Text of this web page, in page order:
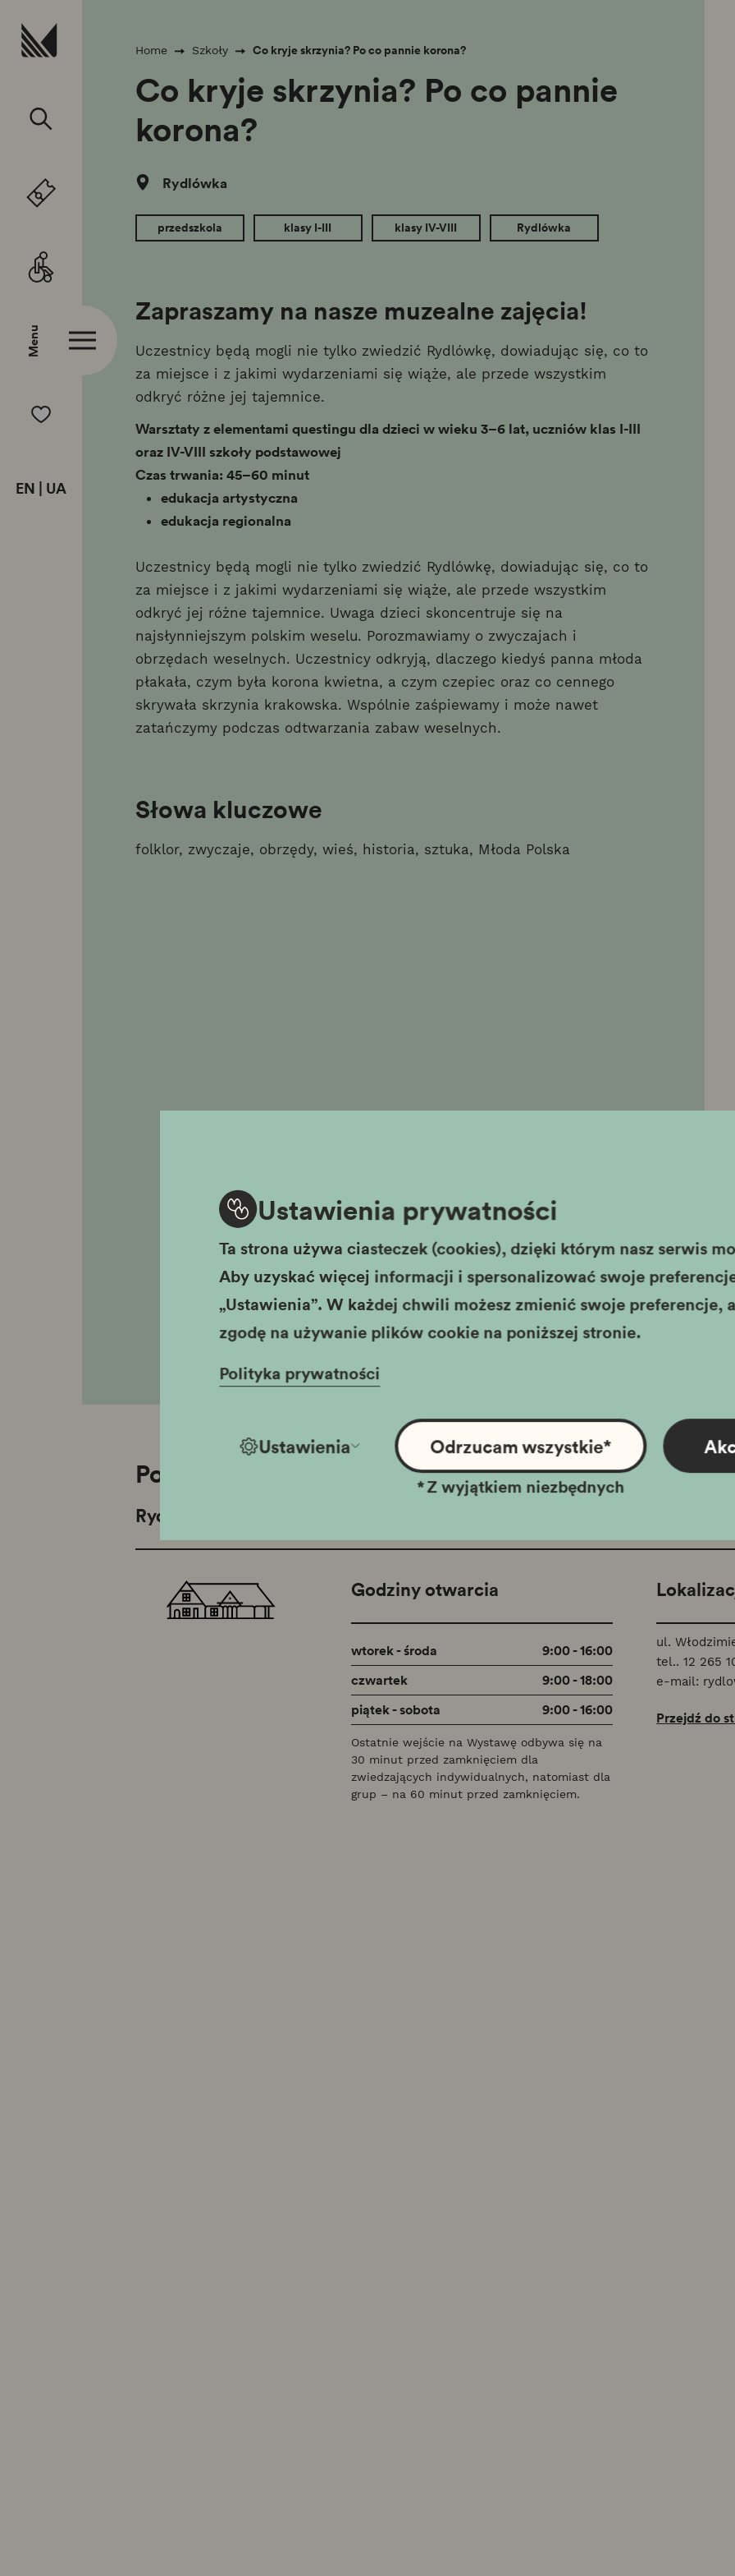
Menu
EN UA
Ustawienia prywatności
Ta strona używa ciasteczek (cookies), dzięki którym nasz serwis
Aby uzyskać więcej informacji i spersonalizować swoje
„Ustawienia”. W każdej chwili możesz zmienić swoje preferencje,
zgodę na używanie plików cookie na poniższej stronie.
Polityka prywatności
Ustawienia Odrzucam wszystkie*
*Z wyjątkiem niezbędnych
Home Szkoły Co kryje skrzynia? Po co pannie korona?
Co kryje skrzynia? Po co pannie
korona?
Rydlówka
przedszkola klasy I-III klasy IV-VIII Rydlówka
Zapraszamy na nasze muzealne zajęcia!
Uczestnicy będą mogli nie tylko zwiedzić Rydlówkę, dowiadując się, co to
za miejsce i z jakimi wydarzeniami się wiąże, ale przede wszystkim
odkryć różne jej tajemnice.
Warsztaty z elementami questingu dla dzieci w wieku 3–6 lat, uczniów klas I-III
oraz IV-VIII szkoły podstawowej
Czas trwania: 45–60 minut
edukacja artystyczna
edukacja regionalna
Uczestnicy będą mogli nie tylko zwiedzić Rydlówkę, dowiadując się, co to
za miejsce i z jakimi wydarzeniami się wiąże, ale przede wszystkim
odkryć jej różne tajemnice. Uwaga dzieci skoncentruje się na
najsłynniejszym polskim weselu. Porozmawiamy o zwyczajach i
obrzędach weselnych. Uczestnicy odkryją, dlaczego kiedyś panna młoda
płakała, czym była korona kwietna, a czym czepiec oraz co cennego
skrywała skrzynia krakowska. Wspólnie zaśpiewamy i może nawet
zatańczymy podczas odtwarzania zabaw weselnych.
Słowa kluczowe
folklor, zwyczaje, obrzędy, wieś, historia, sztuka, Młoda Polska
Powiązane oddziały
Rydlówka
Godziny otwarcia
wtorek - środa
9:00 - 16:00
czwartek
9:00 - 18:00
piątek - sobota
9:00 - 16:00
Ostatnie wejście na Wystawę odbywa się na
30 minut przed zamknięciem dla
zwiedzających indywidualnych, natomiast dla
grup – na 60 minut przed zamknięciem.
ul.
tel..12 265
e-mail:
Przejdź do